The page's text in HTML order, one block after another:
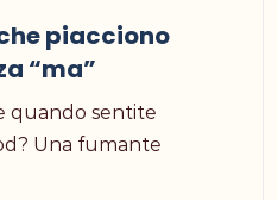
piacciono
“ma”
quando sentite
Una fumante